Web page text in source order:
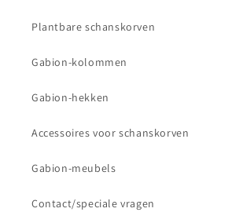
Plantbare schanskorven
Gabion-kolommen
Gabion-hekken
Accessoires voor schanskorven
Gabion-meubels
Contact/speciale vragen